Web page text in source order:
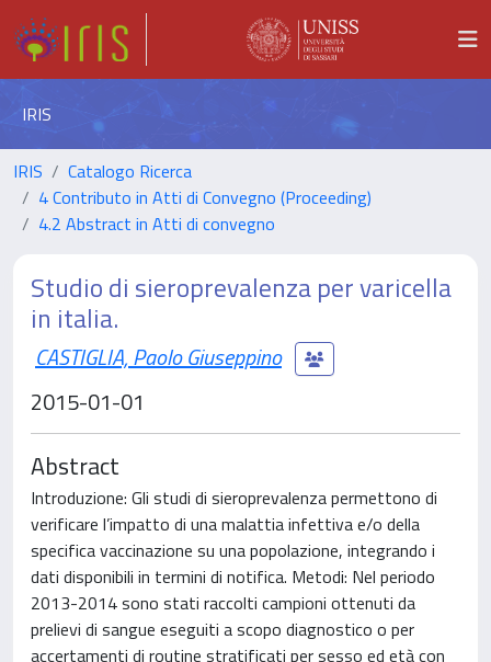
IRIS
IRIS
Catalogo Ricerca
4 Contributo in Atti di Convegno (Proceeding)
4.2 Abstract in Atti di convegno
Studio di sieroprevalenza per varicella
in italia.
CASTIGLIA, Paolo Giuseppino
2015-01-01
Abstract
Introduzione: Gli studi di sieroprevalenza permettono di
verificare l’impatto di una malattia infettiva e/o della
specifica vaccinazione su una popolazione, integrando i
dati disponibili in termini di notifica. Metodi: Nel periodo
2013-2014 sono stati raccolti campioni ottenuti da
prelievi di sangue eseguiti a scopo diagnostico o per
accertamenti di routine stratificati per sesso ed età con